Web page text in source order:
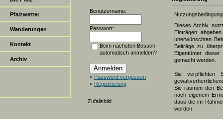
Pfalzwetter
Wanderungen
Kontakt
Archiv
Benutzername:
Passwort:
Beim nächsten Besuch
automatisch anmelden?
» Password vergessen
» Registrierung
Zufallsbild
Dieses Archiv
Einträgen
unerwünschten
Beiträge zu
Eigentümer
gemacht werden.
Sie verpflichten
Sie räumen den
nach eigenem
dass die im
werden.